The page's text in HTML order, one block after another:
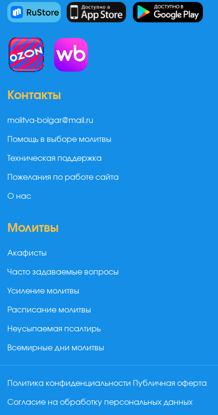
Контакты
molitva-bolgar@mail.ru
Помощь в выборе молитвы
Техническая поддержка
Пожелания по работе сайта
О нас
Молитвы
Акафисты
Часто задаваемые вопросы
Усиление молитвы
Расписание молитвы
Неусыпаемая псалтирь
Всемирные дни молитвы
Политика конфиденциальности Публичная оферта
Согласие на обработку персональных данных